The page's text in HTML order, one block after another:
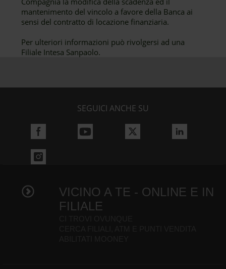
mantenimento del vincolo a favore della Banca ai
sensi del contratto di locazione finanziaria.
Per ulteriori informazioni può rivolgersi ad una
Filiale Intesa Sanpaolo.
SEGUICI ANCHE SU
VICINO A TE - ONLINE E IN
FILIALE